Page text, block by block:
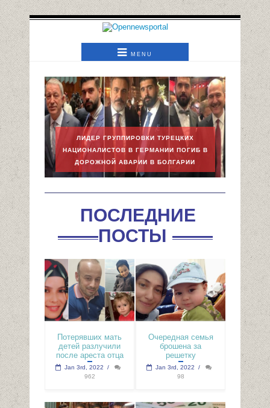
MENU
ЛИДЕР ГРУППИРОВКИ ТУРЕЦКИХ
НАЦИОНАЛИСТОВ В ГЕРМАНИИ ПОГИБ В
ДОРОЖНОЙ АВАРИИ В БОЛГАРИИ
ПОСЛЕДНИЕ
ПОСТЫ
Потерявших мать
детей разлучили
после ареста отца
Jan 3rd, 2022
/
962
Очередная семья
брошена за
решетку
Jan 3rd, 2022
/
98